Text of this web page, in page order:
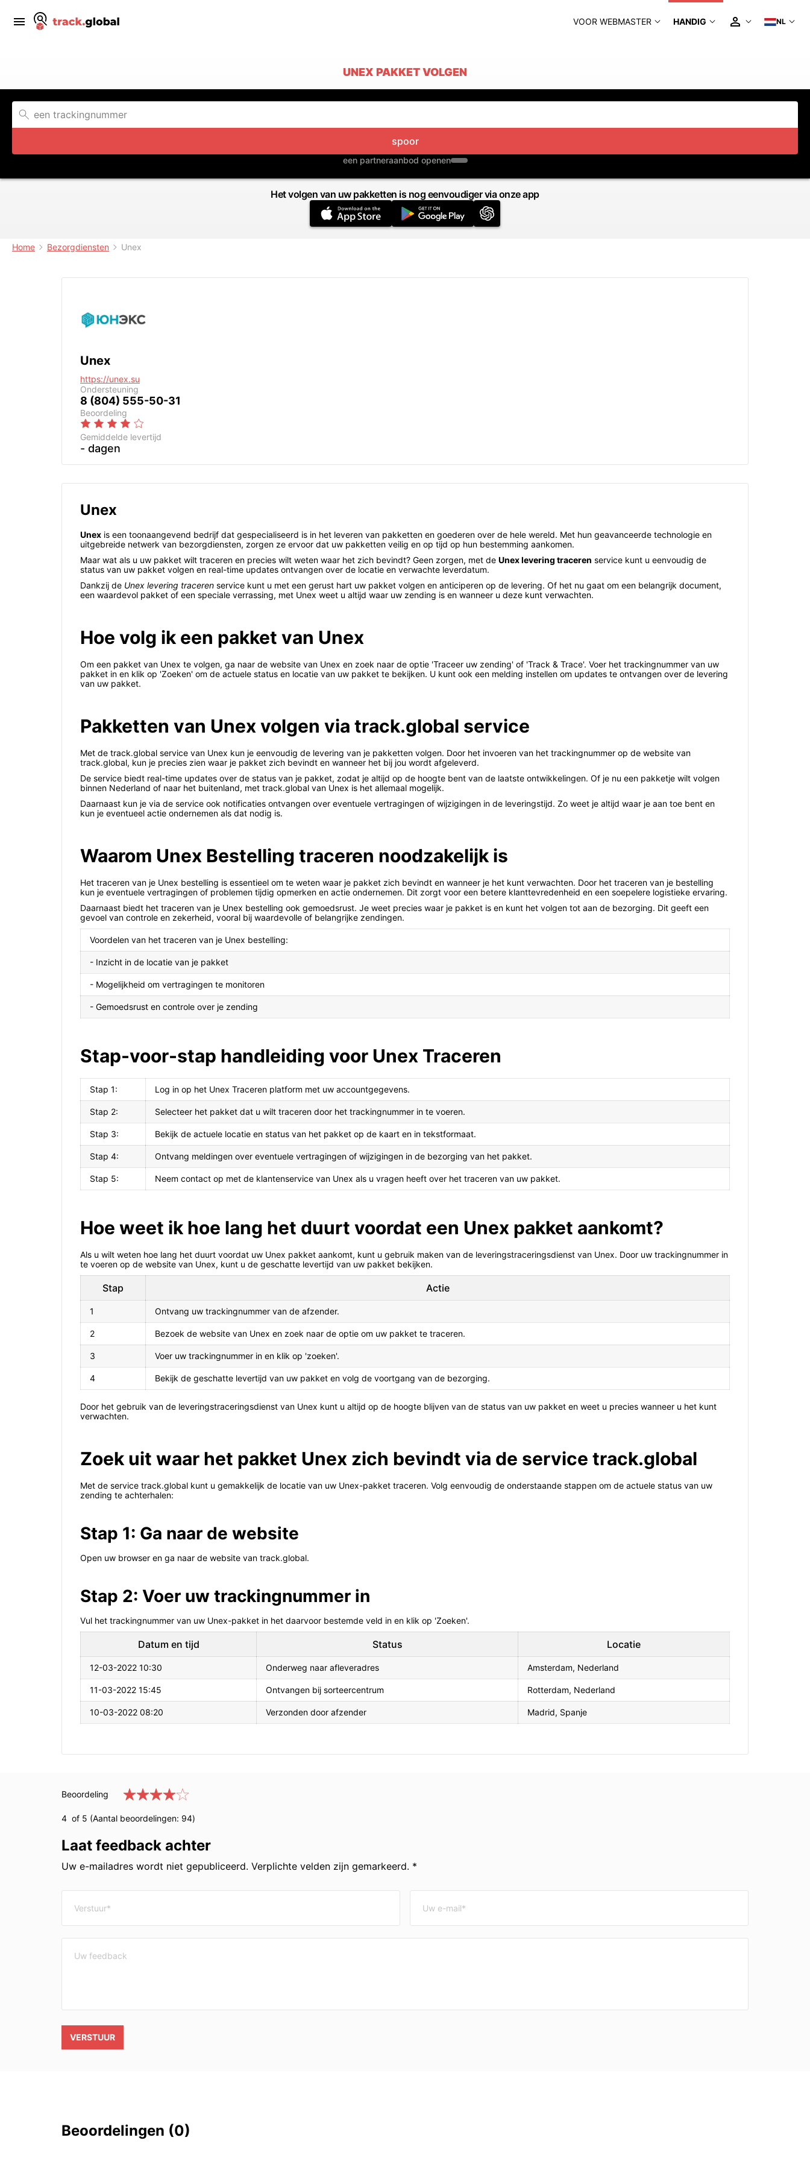
VOOR WEBMASTER HANDIG NL
UNEX PAKKET VOLGEN
spoor
een partneraanbod openen
Het volgen van uw pakketten is nog eenvoudiger via onze app
Home Bezorgdiensten Unex
Unex
https://unex.su
Ondersteuning
8 (804) 555-50-31
Beoordeling
Gemiddelde levertijd
- dagen
Unex
Unex is een toonaangevend bedrijf dat gespecialiseerd is in het leveren van pakketten en goederen over de hele wereld. Met hun geavanceerde technologie en
uitgebreide netwerk van bezorgdiensten, zorgen ze ervoor dat uw pakketten veilig en op tijd op hun bestemming aankomen.
Maar wat als u uw pakket wilt traceren en precies wilt weten waar het zich bevindt? Geen zorgen, met de Unex levering traceren service kunt u eenvoudig de
status van uw pakket volgen en real-time updates ontvangen over de locatie en verwachte leverdatum.
Dankzij de Unex levering traceren service kunt u met een gerust hart uw pakket volgen en anticiperen op de levering. Of het nu gaat om een belangrijk document,
een waardevol pakket of een speciale verrassing, met Unex weet u altijd waar uw zending is en wanneer u deze kunt verwachten.
Hoe volg ik een pakket van Unex
Om een pakket van Unex te volgen, ga naar de website van Unex en zoek naar de optie 'Traceer uw zending' of 'Track & Trace'. Voer het trackingnummer van uw
pakket in en klik op 'Zoeken' om de actuele status en locatie van uw pakket te bekijken. U kunt ook een melding instellen om updates te ontvangen over de levering
van uw pakket.
Pakketten van Unex volgen via track.global service
Met de track.global service van Unex kun je eenvoudig de levering van je pakketten volgen. Door het invoeren van het trackingnummer op de website van
track.global, kun je precies zien waar je pakket zich bevindt en wanneer het bij jou wordt afgeleverd.
De service biedt real-time updates over de status van je pakket, zodat je altijd op de hoogte bent van de laatste ontwikkelingen. Of je nu een pakketje wilt volgen
binnen Nederland of naar het buitenland, met track.global van Unex is het allemaal mogelijk.
Daarnaast kun je via de service ook notificaties ontvangen over eventuele vertragingen of wijzigingen in de leveringstijd. Zo weet je altijd waar je aan toe bent en
kun je eventueel actie ondernemen als dat nodig is.
Waarom Unex Bestelling traceren noodzakelijk is
Het traceren van je Unex bestelling is essentieel om te weten waar je pakket zich bevindt en wanneer je het kunt verwachten. Door het traceren van je bestelling
kun je eventuele vertragingen of problemen tijdig opmerken en actie ondernemen. Dit zorgt voor een betere klanttevredenheid en een soepelere logistieke ervaring.
Daarnaast biedt het traceren van je Unex bestelling ook gemoedsrust. Je weet precies waar je pakket is en kunt het volgen tot aan de bezorging. Dit geeft een
gevoel van controle en zekerheid, vooral bij waardevolle of belangrijke zendingen.
Voordelen van het traceren van je Unex bestelling:
- Inzicht in de locatie van je pakket
- Mogelijkheid om vertragingen te monitoren
- Gemoedsrust en controle over je zending
Stap-voor-stap handleiding voor Unex Traceren
Stap 1: Log in op het Unex Traceren platform met uw accountgegevens.
Stap 2: Selecteer het pakket dat u wilt traceren door het trackingnummer in te voeren.
Stap 3: Bekijk de actuele locatie en status van het pakket op de kaart en in tekstformaat.
Stap 4: Ontvang meldingen over eventuele vertragingen of wijzigingen in de bezorging van het pakket.
Stap 5: Neem contact op met de klantenservice van Unex als u vragen heeft over het traceren van uw pakket.
Hoe weet ik hoe lang het duurt voordat een Unex pakket aankomt?
Als u wilt weten hoe lang het duurt voordat uw Unex pakket aankomt, kunt u gebruik maken van de leveringstraceringsdienst van Unex. Door uw trackingnummer in
te voeren op de website van Unex, kunt u de geschatte levertijd van uw pakket bekijken.
Stap Actie
1 Ontvang uw trackingnummer van de afzender.
2 Bezoek de website van Unex en zoek naar de optie om uw pakket te traceren.
3 Voer uw trackingnummer in en klik op 'zoeken'.
4 Bekijk de geschatte levertijd van uw pakket en volg de voortgang van de bezorging.
Door het gebruik van de leveringstraceringsdienst van Unex kunt u altijd op de hoogte blijven van de status van uw pakket en weet u precies wanneer u het kunt
verwachten.
Zoek uit waar het pakket Unex zich bevindt via de service track.global
Met de service track.global kunt u gemakkelijk de locatie van uw Unex-pakket traceren. Volg eenvoudig de onderstaande stappen om de actuele status van uw
zending te achterhalen:
Stap 1: Ga naar de website
Open uw browser en ga naar de website van track.global.
Stap 2: Voer uw trackingnummer in
Vul het trackingnummer van uw Unex-pakket in het daarvoor bestemde veld in en klik op 'Zoeken'.
Datum en tijd Status Locatie
12-03-2022 10:30 Onderweg naar afleveradres Amsterdam, Nederland
11-03-2022 15:45 Ontvangen bij sorteercentrum Rotterdam, Nederland
10-03-2022 08:20 Verzonden door afzender Madrid, Spanje
Beoordeling
4 of 5 (Aantal beoordelingen: 94)
Laat feedback achter
Uw e-mailadres wordt niet gepubliceerd. Verplichte velden zijn gemarkeerd. *
VERSTUUR
Beoordelingen (0)